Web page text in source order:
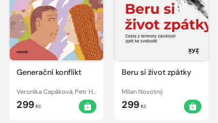
Generační konflikt
Veronika Capáková, Petr Honzejk
299 Kč
Beru si život zpátky
Milan Novotný
299 Kč